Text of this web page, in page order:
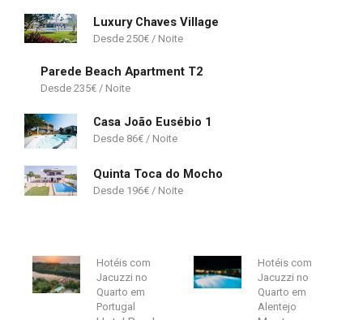
Luxury Chaves Village
250€
Parede Beach Apartment T2
235€
Casa João Eusébio 1
86€
Quinta Toca do Mocho
196€
Hotéis com
Jacuzzi no
Quarto em
Portugal
Hotéis com
Jacuzzi no
Quarto em
Alentejo